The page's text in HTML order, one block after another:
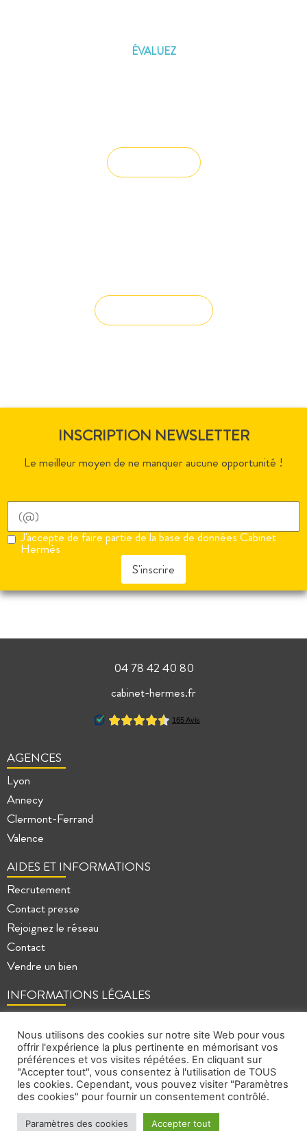
ÉVALUEZ
INSCRIPTION NEWSLETTER
Le meilleur moyen de ne manquer aucune opportunité !
J'accepte de faire partie de la base de données Cabinet
Hermès
S'inscrire
04 78 42 40 80
cabinet-hermes.fr
AGENCES
Lyon
Annecy
Clermont-Ferrand
Valence
AIDES ET INFORMATIONS
Recrutement
Contact presse
Rejoignez le réseau
Contact
Vendre un bien
INFORMATIONS LÉGALES
Mentions légales
Politique de confidentialité
Plan du site
Nous utilisons des cookies sur notre site Web pour vous
offrir l'expérience la plus pertinente en mémorisant vos
préférences et vos visites répétées. En cliquant sur
"Accepter tout", vous consentez à l'utilisation de TOUS
les cookies. Cependant, vous pouvez visiter "Paramètres
des cookies" pour fournir un consentement contrôlé.
Paramètres des cookies Accepter tout